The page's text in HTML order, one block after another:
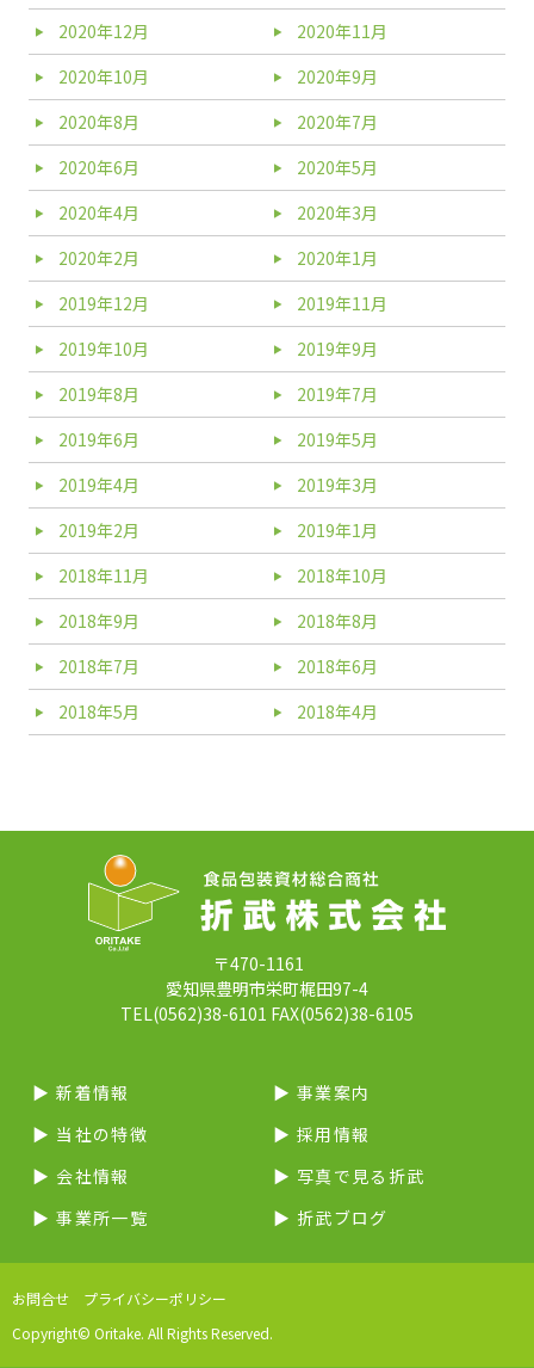
2020年12月
2020年11月
2020年10月
2020年9月
2020年8月
2020年7月
2020年6月
2020年5月
2020年4月
2020年3月
2020年2月
2020年1月
2019年12月
2019年11月
2019年10月
2019年9月
2019年8月
2019年7月
2019年6月
2019年5月
2019年4月
2019年3月
2019年2月
2019年1月
2018年11月
2018年10月
2018年9月
2018年8月
2018年7月
2018年6月
2018年5月
2018年4月
〒470-1161
愛知県豊明市栄町梶田97-4
TEL(0562)38-6101 FAX(0562)38-6105
▶︎ 新着情報
▶︎ 当社の特徴
▶︎ 会社情報
▶︎ 事業所一覧
▶︎ 事業案内
▶︎ 採用情報
▶︎ 写真で見る折武
▶︎ 折武ブログ
お問合せ
プライバシーポリシー
Copyright© Oritake. All Rights Reserved.